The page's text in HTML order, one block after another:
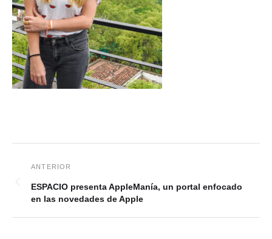
ESPACIO presenta AppleManía, un portal enfocado
en las novedades de Apple